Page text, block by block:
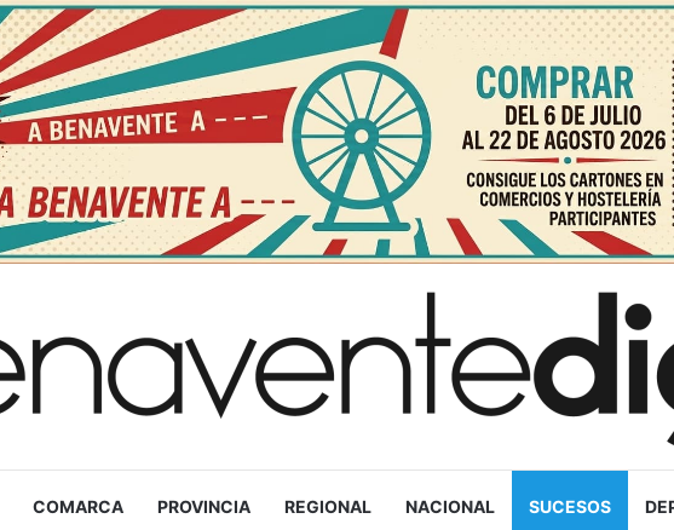
COMARCA PROVINCIA REGIONAL NACIONAL SUCESOS